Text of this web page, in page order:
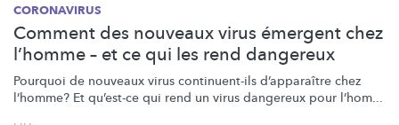
CORONAVIRUS
Comment des nouveaux virus émergent chez
l’homme – et ce qui les rend dangereux
Pourquoi de nouveaux virus continuent-ils d’apparaître chez
l’homme? Et qu’est-ce qui rend un virus dangereux pour l’hom...